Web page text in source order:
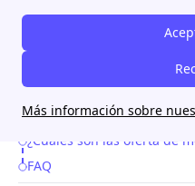
Más información sobre
artículo te contamos
revelamos todas su
Table of Contents
¿Cuáles son las ofertas de
¿Cuáles son las oferta de
FAQ